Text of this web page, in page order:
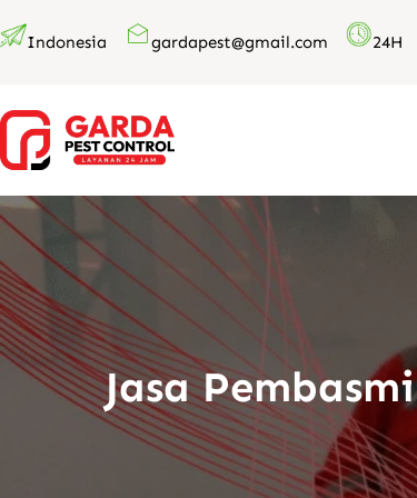
ke Indonesia gardapest@gmail.com 24H
Jasa